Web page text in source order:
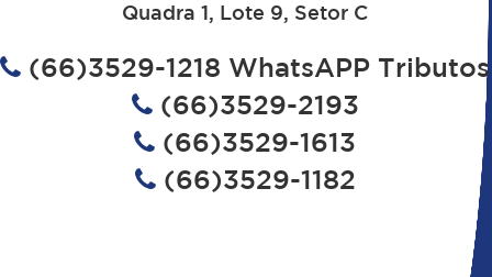
Quadra 1, Lote 9, Setor C
(66)3529-1218 WhatsAPP Tributos
(66)3529-2193
(66)3529-1613
(66)3529-1182